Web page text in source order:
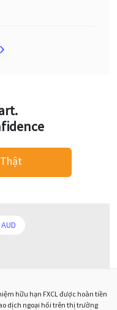
AUD
CAD
hữu hạn FXCL được hoàn tiền
dịch ngoại hối trên thị trường